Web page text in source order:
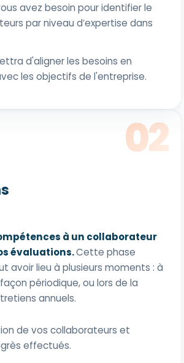
à un collaborateur
évaluations.Cette phase
avoir lieu à plusieurs moments : à
périodique, ou lors de la
annuels.
de vos collaborateurs et
effectués.
avez besoin pour identifier le
par niveau d’expertise dans
d'aligner les besoins en
les objectifs de l'entreprise.